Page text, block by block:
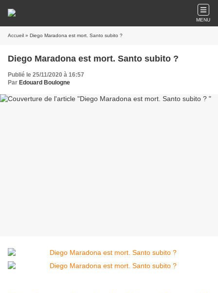
MENU
Accueil » Diego Maradona est mort. Santo subito ?
Diego Maradona est mort. Santo subito ?
Publié le 25/11/2020 à 16:57
Par Edouard Boulogne